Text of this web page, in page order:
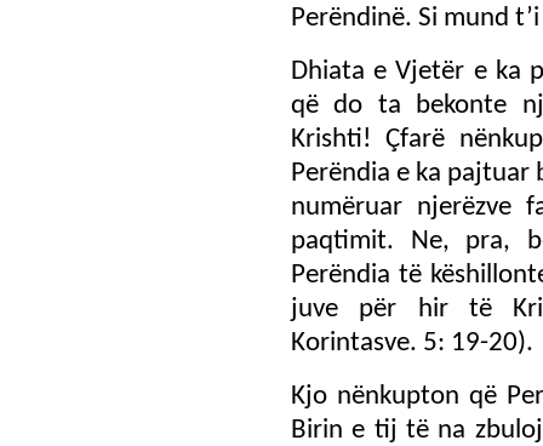
Perëndinë. Si mund
Dhiata e Vjetër e ka
që do ta bekonte
Krishti! Çfarë
Perëndia e ka pajtuar
numëruar
paqtimit. Ne, pra,
Perëndia të
juve për hir të
Korintasve. 5: 19-20).
Kjo nënkupton që
Birin e tij të na